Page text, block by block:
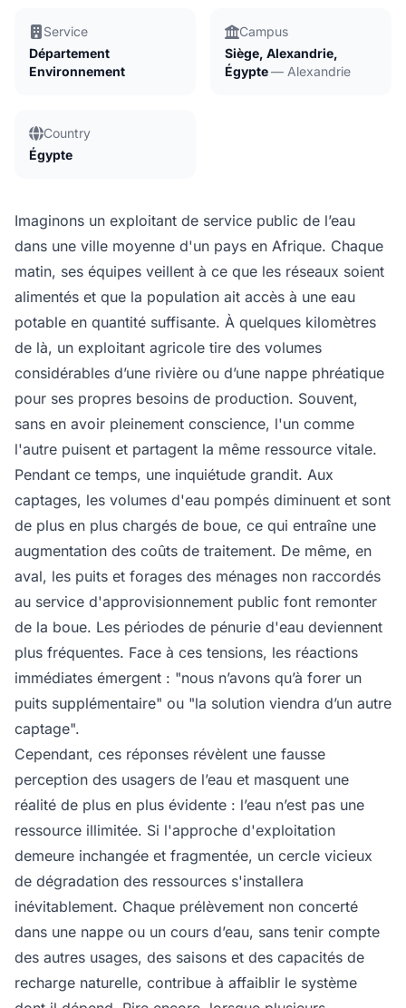
Service
Département
Environnement
Campus
Siège, Alexandrie,
Égypte— Alexandrie
Country
Égypte
Imaginons un exploitant de service public de l’eau
dans une ville moyenne d'un pays en Afrique. Chaque
matin, ses équipes veillent à ce que les réseaux soient
alimentés et que la population ait accès à une eau
potable en quantité suffisante. À quelques kilomètres
de là, un exploitant agricole tire des volumes
considérables d’une rivière ou d’une nappe phréatique
pour ses propres besoins de production. Souvent,
sans en avoir pleinement conscience, l'un comme
l'autre puisent et partagent la même ressource vitale.
Pendant ce temps, une inquiétude grandit. Aux
captages, les volumes d'eau pompés diminuent et sont
de plus en plus chargés de boue, ce qui entraîne une
augmentation des coûts de traitement. De même, en
aval, les puits et forages des ménages non raccordés
au service d'approvisionnement public font remonter
de la boue. Les périodes de pénurie d'eau deviennent
plus fréquentes. Face à ces tensions, les réactions
immédiates émergent : "nous n’avons qu’à forer un
puits supplémentaire" ou "la solution viendra d’un autre
captage".
Cependant, ces réponses révèlent une fausse
perception des usagers de l’eau et masquent une
réalité de plus en plus évidente : l’eau n’est pas une
ressource illimitée. Si l'approche d'exploitation
demeure inchangée et fragmentée, un cercle vicieux
de dégradation des ressources s'installera
inévitablement. Chaque prélèvement non concerté
dans une nappe ou un cours d’eau, sans tenir compte
des autres usages, des saisons et des capacités de
recharge naturelle, contribue à affaiblir le système